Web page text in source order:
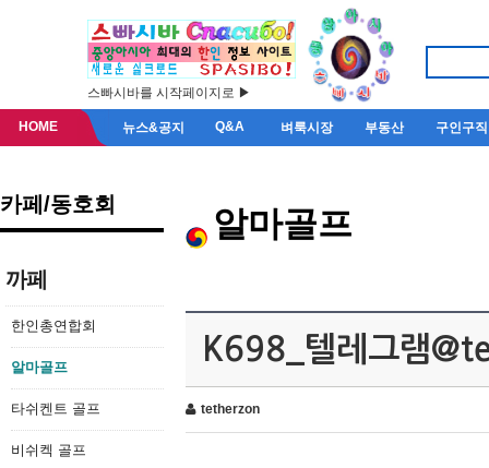
스빠시바를 시작페이지로 ▶
HOME 뉴스&공지 Q&A 벼룩시장 부동산 구인구직
카페/동호회
까페
한인총연합회
알마골프
타쉬켄트 골프
비쉬켁 골프
알마골프
K698_텔레그램
tetherzon